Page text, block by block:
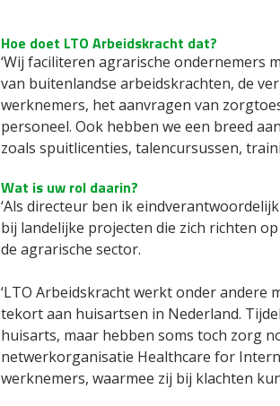
Hoe doet LTO Arbeidskracht dat?
‘Wij faciliteren agrarische ondernemers
van buitenlandse arbeidskrachten, de
werknemers, het aanvragen van
personeel. Ook hebben we een breed
zoals spuitlicenties, talencursussen,
Wat is uw rol daarin?
‘Als directeur ben ik
bij landelijke projecten die zich richten
de agrarische sector.
‘LTO Arbeidskracht werkt onder
tekort aan huisartsen in Nederland.
huisarts, maar hebben soms toch zorg
netwerkorganisatie Healthcare for
werknemers, waarmee zij bij klachten